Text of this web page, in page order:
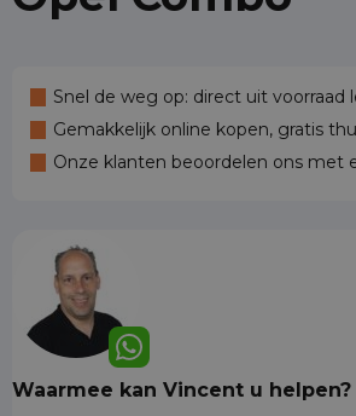
Snel de weg op: direct uit voorraad
Gemakkelijk online kopen, gratis
Onze klanten beoordelen ons met
Waarmee kan Vincent u helpen?